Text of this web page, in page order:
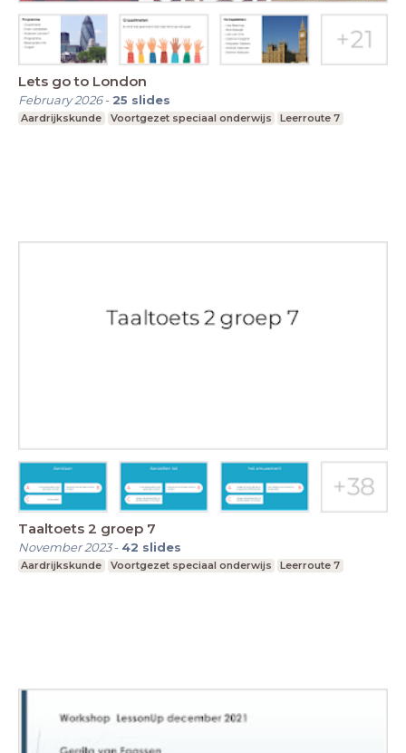
Lets go to London
February 2026- 25 slides
Aardrijkskunde Voortgezet speciaal onderwijs Leerroute 7
Taaltoets 2 groep 7
November 2023- 42 slides
Aardrijkskunde Voortgezet speciaal onderwijs Leerroute 7